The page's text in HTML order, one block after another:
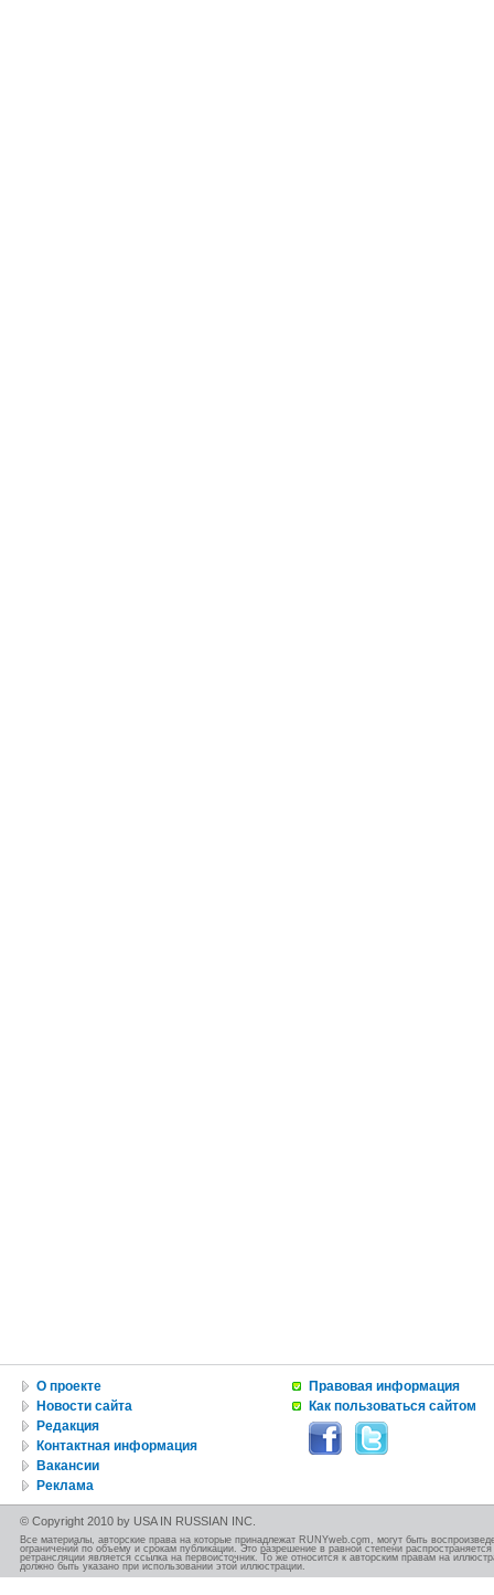
О проекте
Новости сайта
Редакция
Контактная информация
Вакансии
Реклама
Правовая информация
Как пользоваться сайтом
© Copyright 2010 by USA IN RUSSIAN INC.
Все материалы, авторские права на которые принадлежат RUNYweb.com, могут быть
ограничений по объему и срокам публикации. Это разрешение в равной степени
ретрансляции является ссылка на первоисточник. То же относится к авторским правам на
должно быть указано при использовании этой иллюстрации.